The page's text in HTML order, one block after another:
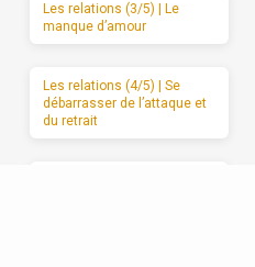
Les relations (3/5) | Le
manque d’amour
Les relations (4/5) | Se
débarrasser de l’attaque et
du retrait